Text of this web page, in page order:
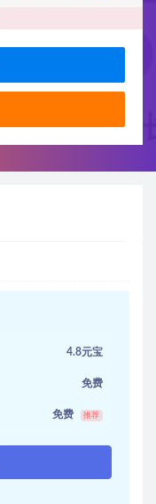
4.8元宝
免费
免费 推荐